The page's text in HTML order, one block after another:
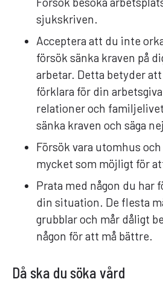
sjukskriven.
Acceptera att du inte
försök sänka kraven på
arbetar. Detta betyder
förklara för din
relationer och
sänka kraven och säga
Försök vara utomhus
mycket som möjligt för
Prata med någon du har
din situation. De flesta
grubblar och mår dåligt
någon för att må bättre.
Då ska du söka vård